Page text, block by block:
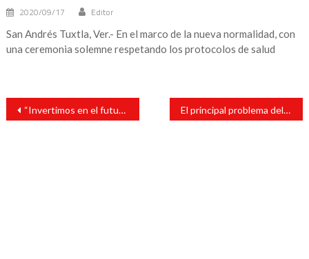
2020/09/17 Editor
San Andrés Tuxtla, Ver.- En el marco de la nueva normalidad, con
una ceremonia solemne respetando los protocolos de salud
Navegación
entradas
“Invertimos en el futuro de San Andrés, en el futuro de los niños que con estas herramientas se desarrollarán mejor”: Tavo Pérez . El principal problema del planeta es la corrupción, dice AMLO en la ONU